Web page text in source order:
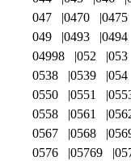
047
0470 0475
049
0493 0494
04998
052 053
0538
0539 054
0550
0551
0558
0561
0567
0568
0576
05769